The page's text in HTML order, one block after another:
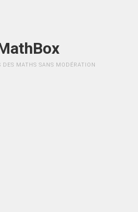
DES MATHS SANS MODÉRATION